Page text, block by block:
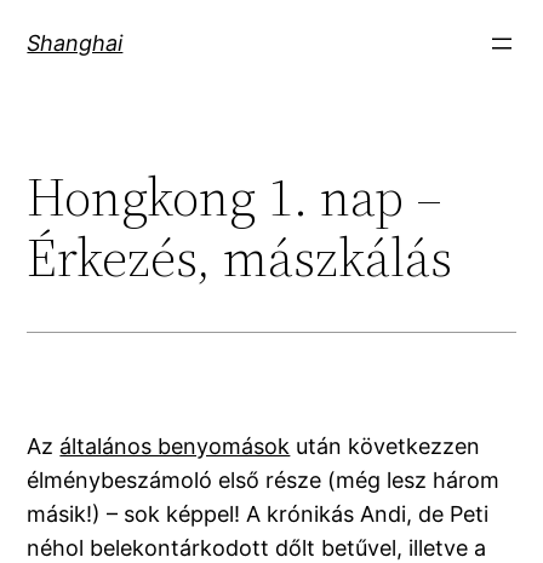
Shanghai
Hongkong 1. nap –
Érkezés, mászkálás
Az általános benyomások után következzen
élménybeszámoló első része (még lesz három
másik!) – sok képpel! A krónikás Andi, de Peti
néhol belekontárkodott dőlt betűvel, illetve a